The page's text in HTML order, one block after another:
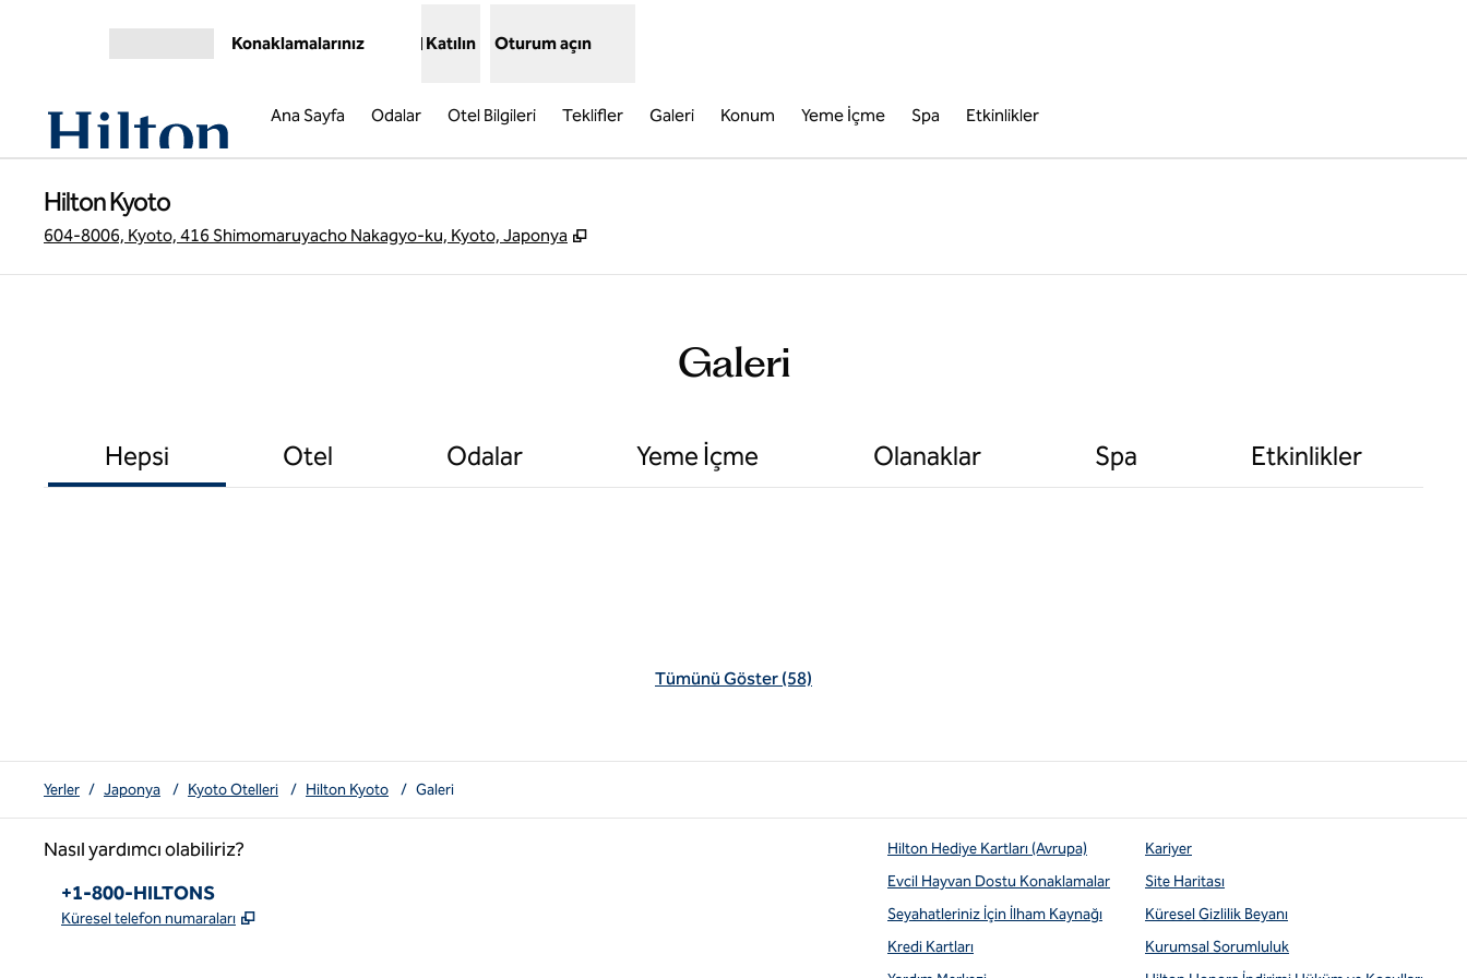
Konaklamalarınız Katılın Oturum açın
Ana Sayfa Odalar Otel Bilgileri Teklifler Galeri Konum Yeme İçme Spa Etkinlikler
Hilton Kyoto
604-8006, Kyoto, 416 Shimomaruyacho Nakagyo-ku, Kyoto, Japonya ,
Galeri
Hepsi Otel Odalar Yeme İçme Olanaklar Spa Etkinlikler
Tümünü Göster (58)
Yerler / Japonya / Kyoto Otelleri / Hilton Kyoto / Galeri
Nasıl yardımcı olabiliriz?
Telefon:
+1-800-HILTONS
Küresel telefon numaraları ,
Hilton Hediye Kartları (Avrupa)
Evcil Hayvan Dostu Konaklamalar
Seyahatleriniz İçin İlham Kaynağı
Kredi Kartları
Kariyer
Site Haritası
Küresel Gizlilik Beyanı
Kurumsal Sorumluluk